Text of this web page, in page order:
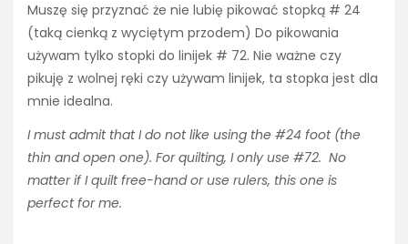
Muszę się przyznać że nie lubię pikować stopką # 24
(taką cienką z wyciętym przodem) Do pikowania
używam tylko stopki do linijek # 72. Nie ważne czy
pikuję z wolnej ręki czy używam linijek, ta stopka jest dla
mnie idealna.
I must admit that I do not like using the #24 foot (the
thin and open one). For quilting, I only use #72. No
matter if I quilt free-hand or use rulers, this one is
perfect for me.